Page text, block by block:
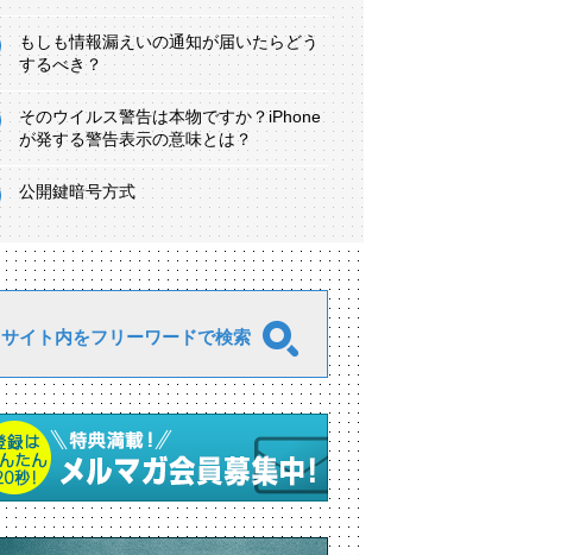
もしも情報漏えいの通知が届いたらどう
するべき？
そのウイルス警告は本物ですか？iPhone
が発する警告表示の意味とは？
公開鍵暗号方式
サイト内をフリーワードで検索